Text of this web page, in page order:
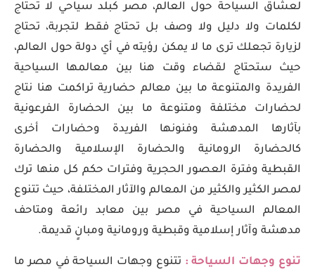
لعشاق السياحة حول العالم، مصر كبلد سياحي لا تحتاج
لكلمات ولا دليل ولا وصف بل تحتاج فقط لتجربة، تحتاج
لزيارة تجعلك ترى ما لا يمكن رؤيته في أي دولة حول العالم،
حيث ستحتاج لقضاء وقت هنا بين معالمها السياحية
الفريدة والمتنوعة ما بين معالم حضارية تراكمت هنا نتاج
لحضارات مختلفة ومتنوعة ما بين الحضارة الفرعونية
بآثارها المدهشة وفنونها الفريدة وحضارات أخرى
كالحضارة الرومانية والحضارة الإسلامية والحضارة
القبطية وفترة العصور الحجرية وفترات حكم كل منها ترك
لمصر الكثير والكثير من المعالم والآثار المختلفة، حيث تتنوع
المعالم السياحية في مصر بين معابد رائعة ومتاحف
مدهشة وآثار إسلامية وقبطية ورومانية ومبانٍ قديمة.
تنوع وجهات السياحة : تتنوع وجهات السياحة في مصر ما